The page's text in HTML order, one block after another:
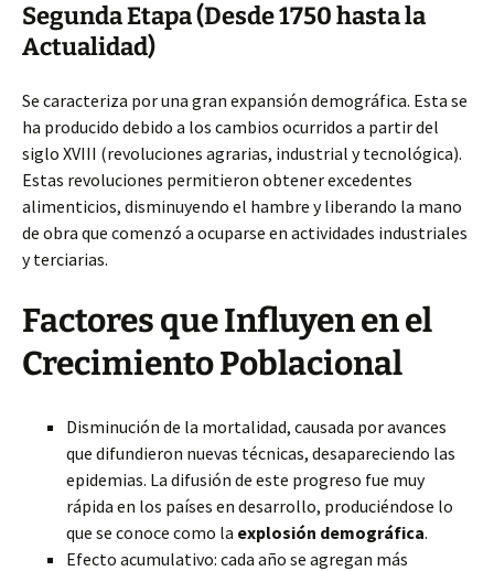
Segunda Etapa (Desde 1750 hasta la
Actualidad)
Se caracteriza por una gran expansión demográfica. Esta se
ha producido debido a los cambios ocurridos a partir del
siglo XVIII (revoluciones agrarias, industrial y tecnológica).
Estas revoluciones permitieron obtener excedentes
alimenticios, disminuyendo el hambre y liberando la mano
de obra que comenzó a ocuparse en actividades industriales
y terciarias.
Factores que Influyen en el
Crecimiento Poblacional
Disminución de la mortalidad, causada por avances
que difundieron nuevas técnicas, desapareciendo las
epidemias. La difusión de este progreso fue muy
rápida en los países en desarrollo, produciéndose lo
que se conoce como la explosión demográfica.
Efecto acumulativo: cada año se agregan más